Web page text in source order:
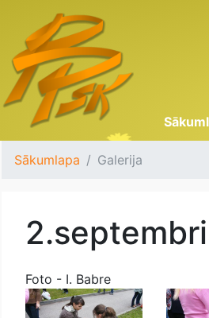
Sākumlapa Galerija
Foto - I. Babre